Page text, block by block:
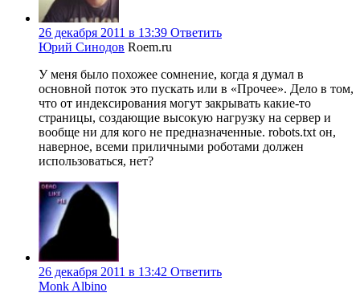
26 декабря 2011 в 13:39 Ответить
Юрий Синодов Roem.ru
У меня было похожее сомнение, когда я думал в
основной поток это пускать или в «Прочее». Дело в том,
что от индексирования могут закрывать какие-то
страницы, создающие высокую нагрузку на сервер и
вообще ни для кого не предназначенные. robots.txt он,
наверное, всеми приличными роботами должен
использоваться, нет?
26 декабря 2011 в 13:42 Ответить
Monk Albino